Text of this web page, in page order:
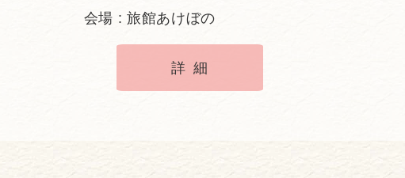
会場 : 旅館あけぼの
詳細